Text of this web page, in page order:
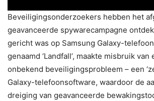
Beveiligingsonderzoekers hebben het
geavanceerde spywarecampagne
gericht was op Samsung Galaxy-
genaamd ‘Landfall’, maakte misbruik
onbekend beveiligingsprobleem – een
Galaxy-telefoonsoftware, waardoor de
dreiging van geavanceerde